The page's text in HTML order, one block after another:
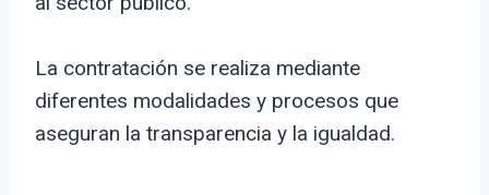
La contratación se realiza mediante
diferentes modalidades y procesos que
aseguran la transparencia y la igualdad.